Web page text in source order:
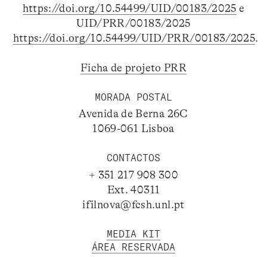
https://doi.org/10.54499/UID/00183/2025 e
UID/PRR/00183/2025
https://doi.org/10.54499/UID/PRR/00183/2025.
Ficha de projeto PRR
MORADA POSTAL
Avenida de Berna 26C
1069-061 Lisboa
CONTACTOS
+ 351 217 908 300
Ext. 40311
ifilnova@fcsh.unl.pt
MEDIA KIT
ÁREA RESERVADA